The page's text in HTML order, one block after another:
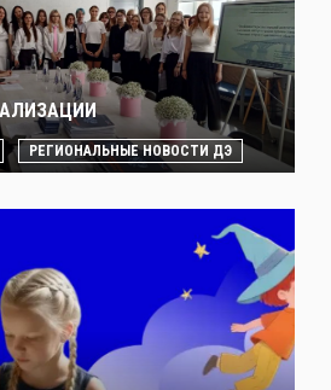
РЕГИОНАЛЬНЫЕ НОВОСТИ ДЭ